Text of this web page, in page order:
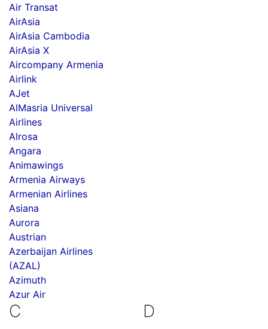
Air Transat
AirAsia
AirAsia Cambodia
AirAsia X
Aircompany Armenia
Airlink
AJet
AlMasria Universal
Airlines
Alrosa
Angara
Animawings
Armenia Airways
Armenian Airlines
Asiana
Aurora
Austrian
Azerbaijan Airlines
(AZAL)
Azimuth
Azur Air
C D